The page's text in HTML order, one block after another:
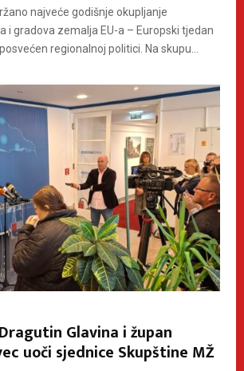
najveće godišnje okupljanje
i gradova zemalja EU-a – Europski tjedan
regionalnoj politici. Na skupu...
Glavina i župan
uoči sjednice Skupštine MŽ